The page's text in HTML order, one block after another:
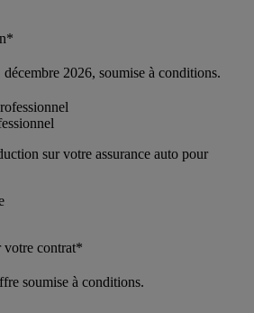
2026, soumise à conditions.
sur votre assurance auto pour
votre contrat*
soumise à conditions.